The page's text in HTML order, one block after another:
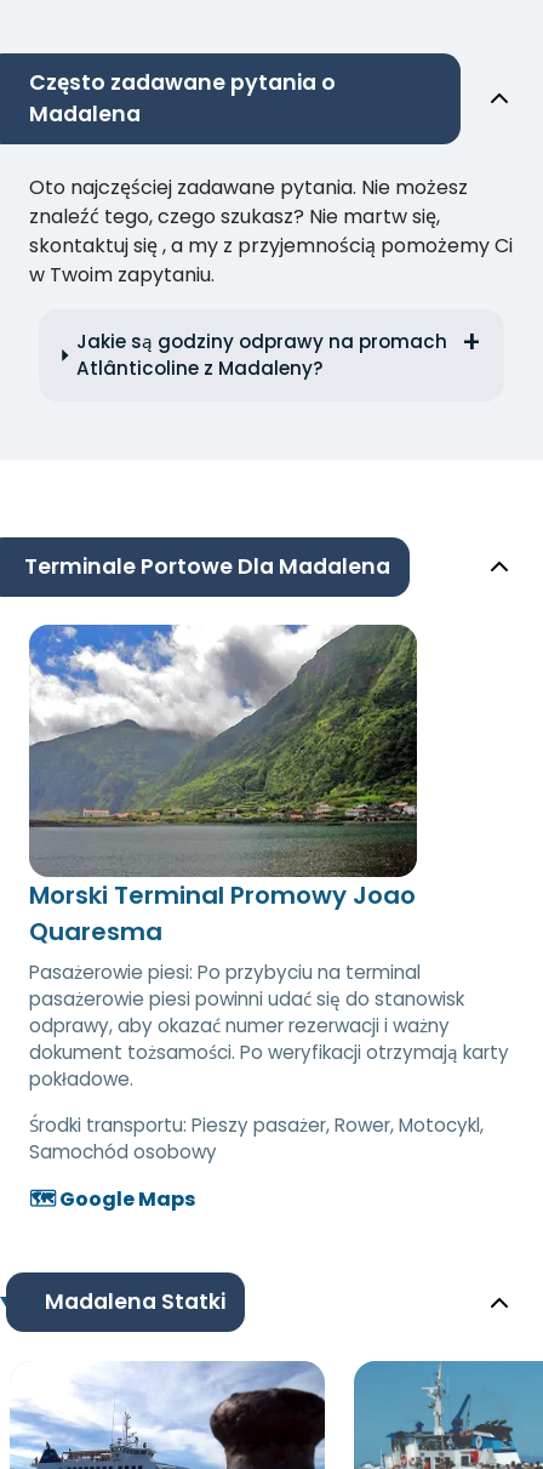
Często zadawane pytania o
Madalena
Oto najczęściej zadawane pytania. Nie możesz
znaleźć tego, czego szukasz? Nie martw się,
skontaktuj się , a my z przyjemnością pomożemy Ci
w Twoim zapytaniu.
Jakie są godziny odprawy na promach
Atlânticoline z Madaleny?
Terminale Portowe Dla Madalena
Morski Terminal Promowy Joao
Quaresma
Pasażerowie piesi: Po przybyciu na terminal
pasażerowie piesi powinni udać się do stanowisk
odprawy, aby okazać numer rezerwacji i ważny
dokument tożsamości. Po weryfikacji otrzymają karty
pokładowe.
Środki transportu: Pieszy pasażer, Rower, Motocykl,
Samochód osobowy
🗺️ Google Maps
Madalena Statki